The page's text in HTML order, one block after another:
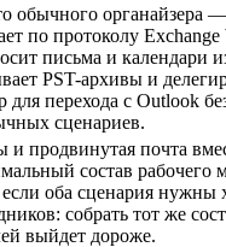
обычного органайзера
по протоколу Exchange
письма и календари
PST-архивы и
для перехода с Outlook
сценариев.
и продвинутая почта
состав рабочего
если оба сценария нужны
собрать тот же
выйдет дороже.